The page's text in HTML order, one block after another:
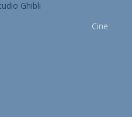
Cine